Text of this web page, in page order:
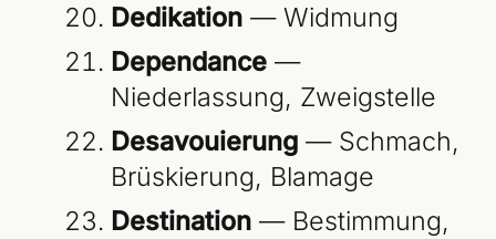
Dedikation— Widmung
Dependance—
Niederlassung, Zweigstelle
Desavouierung— Schmach,
Brüskierung, Blamage
Destination— Bestimmung,